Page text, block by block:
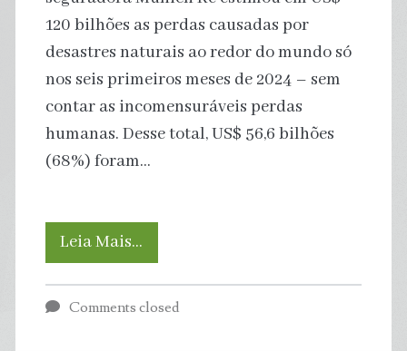
120 bilhões as perdas causadas por
desastres naturais ao redor do mundo só
nos seis primeiros meses de 2024 – sem
contar as incomensuráveis perdas
humanas. Desse total, US$ 56,6 bilhões
(68%) foram…
Leia Mais…
climáticos
Comments closed